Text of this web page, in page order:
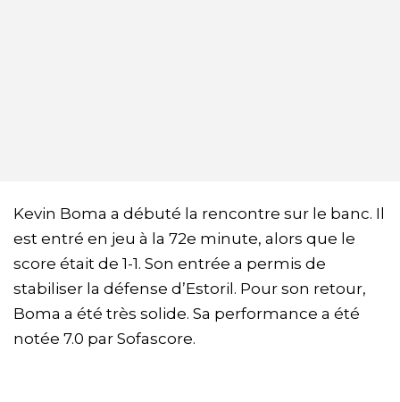
Kevin Boma a débuté la rencontre sur le banc. Il
est entré en jeu à la 72e minute, alors que le
score était de 1-1. Son entrée a permis de
stabiliser la défense d’Estoril. Pour son retour,
Boma a été très solide. Sa performance a été
notée 7.0 par Sofascore.